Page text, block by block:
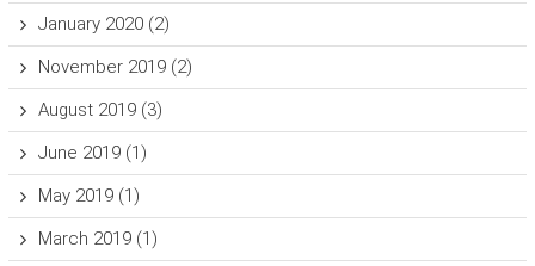
January 2020(2)
November 2019(2)
August 2019(3)
June 2019(1)
May 2019(1)
March 2019(1)